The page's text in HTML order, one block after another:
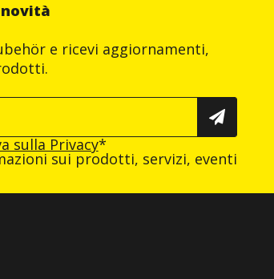
e ricevi aggiornamenti,
sulla Privacy*
sui prodotti, servizi, eventi